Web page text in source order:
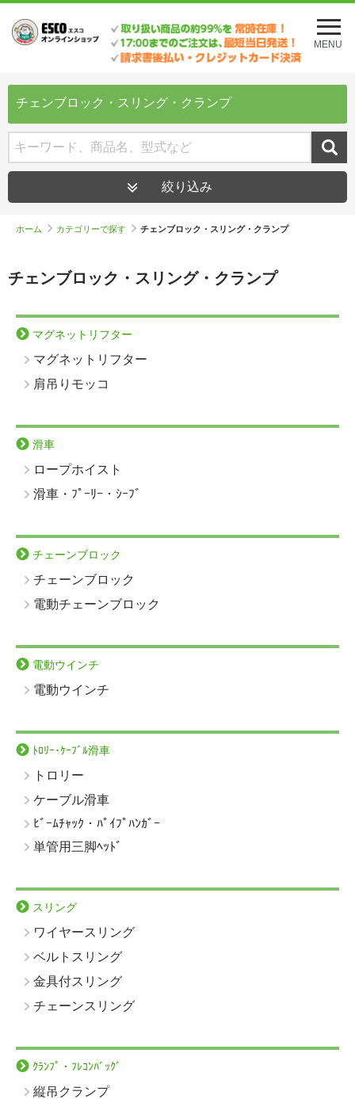
メ
ニ
ュ
を
MENU
チェンブロック・スリング・クランプ
絞り込み
ホーム カテゴリーで探す チェンブロック・スリング・クランプ
チェンブロック・スリング・クランプ
マグネットリフター
マグネットリフター
肩吊りモッコ
滑車
ロープホイスト
滑車・ﾌﾟｰﾘｰ・ｼｰﾌﾞ
チェーンブロック
チェーンブロック
電動チェーンブロック
電動ウインチ
電動ウインチ
ﾄﾛﾘｰ･ｹｰﾌﾞﾙ滑車
トロリー
ケーブル滑車
ﾋﾞｰﾑﾁｬｯｸ・ﾊﾟｲﾌﾟﾊﾝｶﾞｰ
単管用三脚ﾍｯﾄﾞ
スリング
ワイヤースリング
ベルトスリング
金具付スリング
チェーンスリング
ｸﾗﾝﾌﾟ・ﾌﾚｺﾝﾊﾞｯｸﾞ
縦吊クランプ